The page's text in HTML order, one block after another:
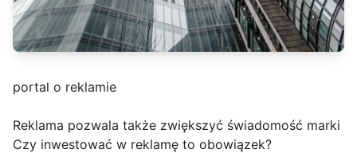
portal o reklamie
Reklama pozwala także zwiększyć świadomość marki
Czy inwestować w reklamę to obowiązek?